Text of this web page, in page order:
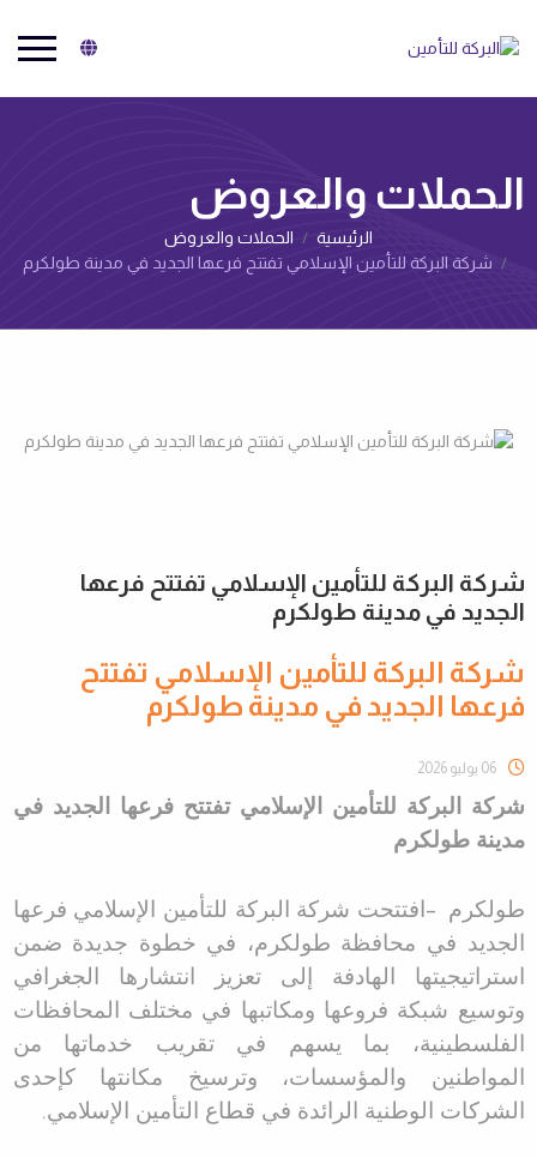
البركة للتأمين
الحملات والعروض‌
الرئيسية
الحملات والعروض‌
شركة البركة للتأمين الإسلامي تفتتح فرعها الجديد في مدينة طولكرم
شركة البركة للتأمين الإسلامي تفتتح فرعها
الجديد في مدينة طولكرم
شركة البركة للتأمين الإسلامي تفتتح
فرعها الجديد في مدينة طولكرم
06 يوليو 2026
شركة البركة للتأمين الإسلامي تفتتح فرعها الجديد في
مدينة طولكرم
طولكرم – افتتحت شركة البركة للتأمين الإسلامي فرعها
الجديد في محافظة طولكرم، في خطوة جديدة ضمن
استراتيجيتها الهادفة إلى تعزيز انتشارها الجغرافي
وتوسيع شبكة فروعها ومكاتبها في مختلف المحافظات
الفلسطينية، بما يسهم في تقريب خدماتها من
المواطنين والمؤسسات، وترسيخ مكانتها كإحدى
الشركات الوطنية الرائدة في قطاع التأمين الإسلامي.